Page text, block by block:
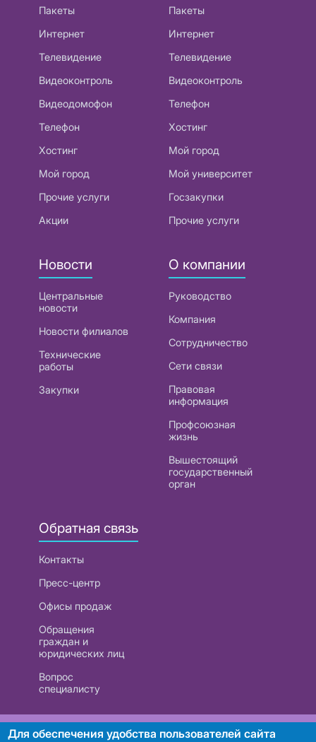
Пакеты
Интернет
Телевидение
Видеоконтроль
Видеодомофон
Телефон
Хостинг
Мой город
Прочие услуги
Акции
Пакеты
Интернет
Телевидение
Видеоконтроль
Телефон
Хостинг
Мой город
Мой университет
Госзакупки
Прочие услуги
Новости
Центральные
новости
Новости филиалов
Технические
работы
Закупки
О компании
Руководство
Компания
Сотрудничество
Сети связи
Правовая
информация
Профсоюзная
жизнь
Вышестоящий
государственный
орган
Обратная связь
Контакты
Пресс-центр
Офисы продаж
Обращения
граждан и
юридических лиц
Вопрос
специалисту
РУП «Белтелеком». УНП 101007741
Для обеспечения удобства пользователей сайта